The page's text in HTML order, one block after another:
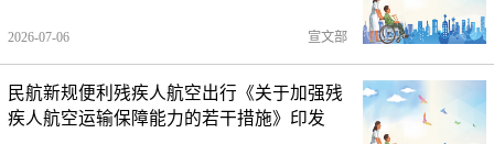
2026-07-06 宣文部
民航新规便利残疾人航空出行《关于加强残
疾人航空运输保障能力的若干措施》印发